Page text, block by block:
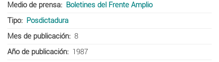
Medio de prensa
Boletines del Frente Amplio
Tipo
Posdictadura
Mes de publicación
8
Año de publicación
1987